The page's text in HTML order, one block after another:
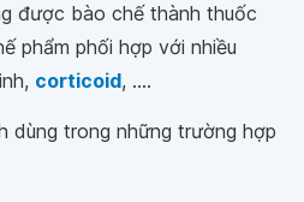
được bào chế thành thuốc
phẩm phối hợp với nhiều
corticoid, ....
dùng trong những trường hợp